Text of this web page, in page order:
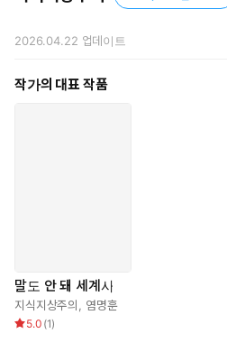
2026.04.22 업데이트
작가의 대표 작품
말도 안 돼 세계사
지식지상주의, 염명훈
5.0 (1)